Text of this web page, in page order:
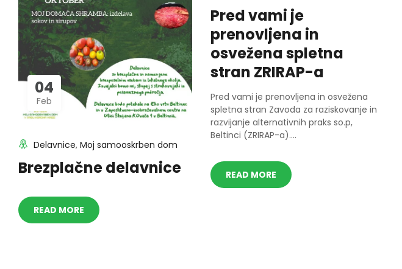
04
Feb
Delavnice, Moj samooskrben dom
Brezplačne delavnice
READ MORE
Pred vami je
prenovljena in
osvežena spletna
stran ZRIRAP-a
Pred vami je prenovljena in osvežena
spletna stran Zavoda za raziskovanje in
razvijanje alternativnih praks so.p,
Beltinci (ZRIRAP-a)....
READ MORE